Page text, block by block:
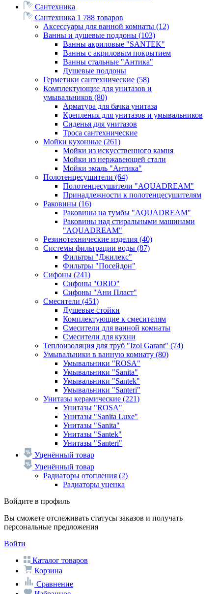
Сантехника
Сантехника 1 788 товаров
Аксессуары для ванной комнаты (12)
Ванны и душевые поддоны (103)
Ванны акриловые "SANTEK"
Ванны с акриловым покрытием
Ванны стальные "Антика"
Душевые поддоны
Герметики сантехнические (58)
Комплектующие для унитазов и
умывальников (80)
Арматура для бачка унитаза
Крепления для унитазов и умывальников
Сиденья для унитазов
Троса сантехнические
Мойки кухонные (261)
Мойки из искусственного камня
Мойки из нержавеющей стали
Мойки эмаль "Антика"
Полотенцесушители (64)
Полотенцесушители "AQUADREAM"
Принадлежности к полотенцесушителям
Раковины (16)
Раковины на тумбы "AQUADREAM"
Раковины над стиральными машинами
"AQUADREAM"
Резинотехнические изделия (40)
Системы фильтрации воды (87)
Фильтры "Джилекс"
Фильтры "Посейдон"
Сифоны (241)
Сифоны "ORIO"
Сифоны "Ани Пласт"
Смесители (451)
Душевые стойки
Комплектующие к смесителям
Смесители для ванной комнаты
Смесители для кухни
Теплоизоляция для труб "Izol Garant" (74)
Умывальники в ванную комнату (80)
Умывальники "ROSA"
Умывальники "Sanita"
Умывальники "Santek"
Умывальники "Santeri"
Унитазы керамические (221)
Унитазы "ROSA"
Унитазы "Sanita Luxe"
Унитазы "Sanita"
Унитазы "Santek"
Унитазы "Santeri"
Уценённый товар
Уценённый товар
Радиаторы отопления (2)
Радиаторы уценка
Войдите в профиль
Вы сможете отслеживать статусы заказов и получать
персональные предложения
Войти
Каталог товаров
Корзина
Сравнение